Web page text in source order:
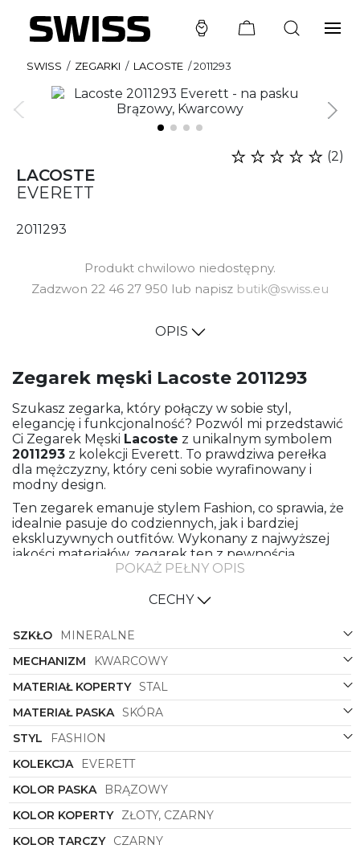
SWISS / ZEGARKI / LACOSTE /2011293
LACOSTE
EVERETT
(2)
2011293
Produkt chwilowo niedostępny.
Zadzwon 22 46 27 950 lub napisz butik@swiss.eu
OPIS
Zegarek męski Lacoste 2011293
Szukasz zegarka, który połączy w sobie styl,
elegancję i funkcjonalność? Pozwól mi przedstawić
Ci Zegarek Męski Lacoste z unikalnym symbolem
2011293 z kolekcji Everett. To prawdziwa perełka
dla mężczyzny, który ceni sobie wyrafinowany i
modny design.
Ten zegarek emanuje stylem Fashion, co sprawia, że
idealnie pasuje do codziennych, jak i bardziej
ekskluzywnych outfitów. Wykonany z najwyższej
jakości materiałów, zegarek ten z pewnością
zachwyci Cię swoją solidnością i precyzją wykonania.
odcieniu, który doskonale komponuje się z kolorem
Koperta zegarka została wykonana z wysokiej
jakości stali, co gwarantuje trwałość i odporność na
uszkodzenia. Jej okrągły kształt nadaje zegarkowi
klasyczny, a jednocześnie nowoczesny wygląd.
Kolor tarczy to elegancki czarny, idealnie
zestawiono z pozostałymi elementami zegarka,
dodając mu szyku i indywidualności.
Zegarek MęskiLacostez numerem2011293nie
tylko będzie praktycznym narzędziem do śledzenia
czasu, ale również unikalnym dodatkiem do Twojej
stylizacji. Wybierając ten model, wybierasz nie tylko
markę z znakomitą jakością, ale również najwyższej
klasy akcesorium, które podkreśli Twój
indywidualny styl i prestiż.
POKAŻ PEŁNY OPIS
CECHY
SZKŁO
MINERALNE
MECHANIZM
KWARCOWY
MATERIAŁ KOPERTY STAL
MATERIAŁ PASKA SKÓRA
STYL
FASHION
KOLEKCJA
EVERETT
KOLOR PASKA
BRĄZOWY
KOLOR KOPERTY ZŁOTY, CZARNY
KOLOR TARCZY CZARNY